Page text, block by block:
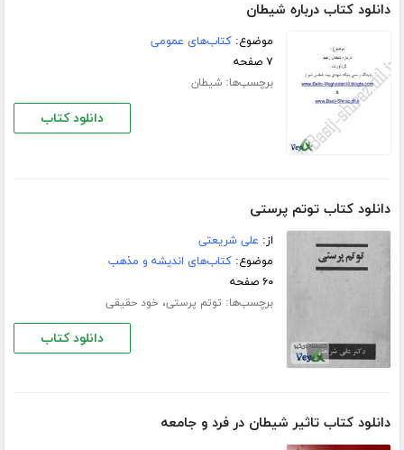
دانلود کتاب درباره شیطان
موضوع:کتاب‌های عمومی
۷ صفحه
برچسب‌ها:شیطان
دانلود کتاب
دانلود کتاب توتم پرستی
از: علی شریعتی
موضوع:کتاب‌های اندیشه و مذهب
۶۰ صفحه
برچسب‌ها: توتم پرستی، خود حقیقی
دانلود کتاب
دانلود کتاب تاثیر شیطان در فرد و جامعه